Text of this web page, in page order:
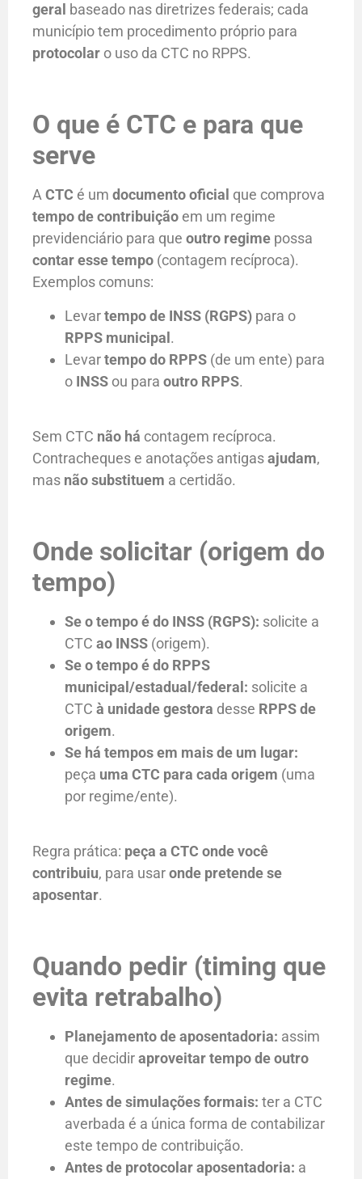
geral baseado nas diretrizes federais; cada
município tem procedimento próprio para
protocolar o uso da CTC no RPPS.
O que é CTC e para que
serve
A CTC é um documento oficial que comprova
tempo de contribuição em um regime
previdenciário para que outro regime possa
contar esse tempo (contagem recíproca).
Exemplos comuns:
Levartempo de INSS (RGPS) para o
RPPS municipal.
Levartempo do RPPS (de um ente) para
o INSS ou para outro RPPS.
Sem CTC não há contagem recíproca.
Contracheques e anotações antigasajudam,
mas não substituem a certidão.
Onde solicitar (origem do
tempo)
Se o tempo é do INSS (RGPS): solicite a
CTC ao INSS (origem).
Se o tempo é do RPPS
municipal/estadual/federal: solicite a
CTC à unidade gestora desse RPPS de
origem.
Se há tempos em mais de um lugar:
peça uma CTC para cada origem (uma
por regime/ente).
Regra prática: peça a CTC onde você
contribuiu, para usaronde pretende se
aposentar.
Quando pedir (timing que
evita retrabalho)
Planejamento de aposentadoria: assim
que decidiraproveitar tempo de outro
regime.
Antes de simulações formais: ter a CTC
averbada é a única forma de contabilizar
este tempo de contribuição.
Antes de protocolar aposentadoria: a